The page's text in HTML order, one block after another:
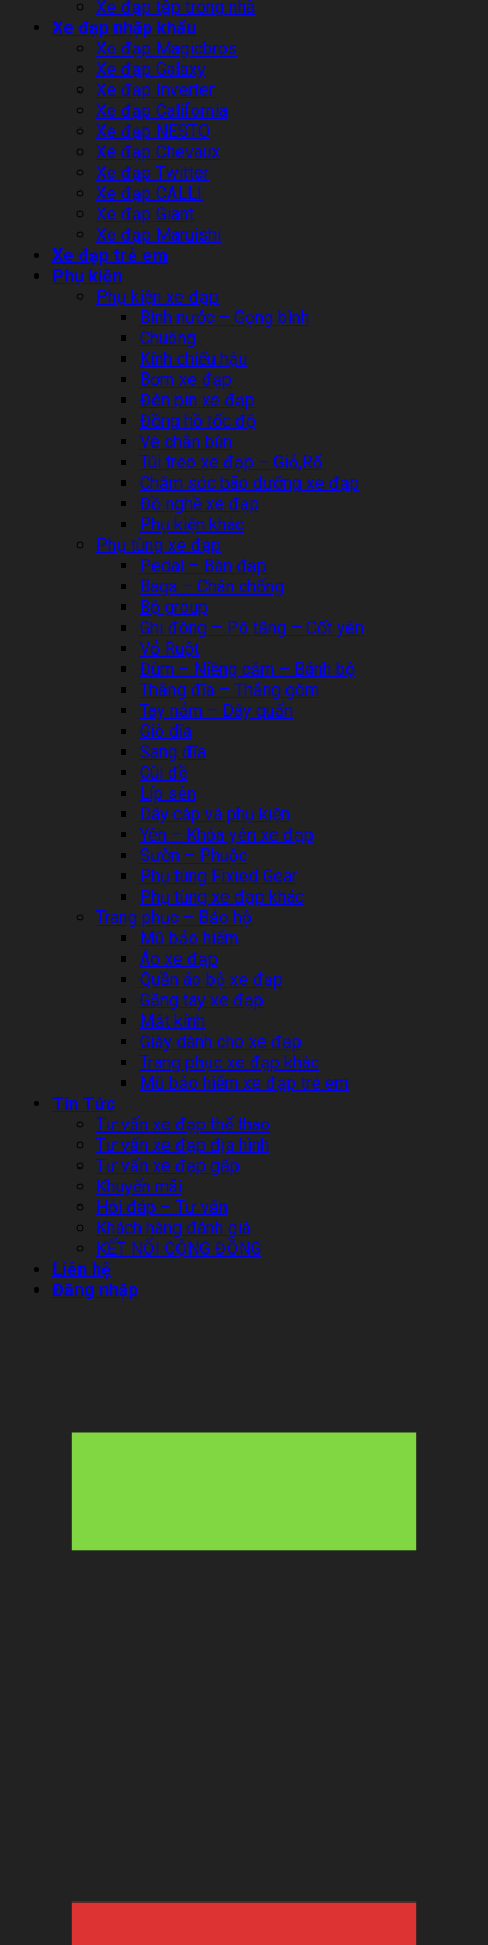
Xe đạp tập trong nhà
Xe đạp nhập khẩu
Xe đạp Magicbros
Xe đạp Galaxy
Xe đạp Inverter
Xe đạp California
Xe đạp NESTO
Xe đạp Chevaux
Xe đạp Twitter
Xe đạp CALLI
Xe đạp Giant
Xe đạp Maruishi
Xe đạp trẻ em
Phụ kiện
Phụ kiện xe đạp
Bình nước – Gọng bình
Chuông
Kính chiếu hậu
Bơm xe đạp
Đèn pin xe đạp
Đồng hồ tốc độ
Vè chắn bùn
Túi treo xe đạp – Giỏ,Rổ
Chăm sóc bão dưỡng xe đạp
Đồ nghề xe đạp
Phụ kiện khác
Phụ tùng xe đạp
Pedal – Bàn đạp
Baga – Chân chống
Bộ group
Ghi đông – Pô tăng – Cốt yên
Vỏ Ruột
Đùm – Niềng căm – Bánh bộ
Thắng đĩa – Thắng gôm
Tay nắm – Dây quấn
Giò dĩa
Sang đĩa
Cùi đề
Líp sên
Dây cáp và phụ kiện
Yên – Khóa yên xe đạp
Sườn – Phuộc
Phụ tùng Fixied Gear
Phụ tùng xe đạp khác
Trang phục – Bảo hộ
Mũ bảo hiểm
Áo xe đạp
Quần áo bộ xe đạp
Găng tay xe đạp
Mắt kính
Giày dành cho xe đạp
Trang phục xe đạp khác
Mũ bảo hiểm xe đạp trẻ em
Tin Tức
Tư vấn xe đạp thể thao
Tư vấn xe đạp địa hình
Tư vấn xe đạp gấp
Khuyến mãi
Hỏi đáp – Tư vấn
Khách hàng đánh giá
KẾT NỐI CỘNG ĐỒNG
Liên hệ
Đăng nhập